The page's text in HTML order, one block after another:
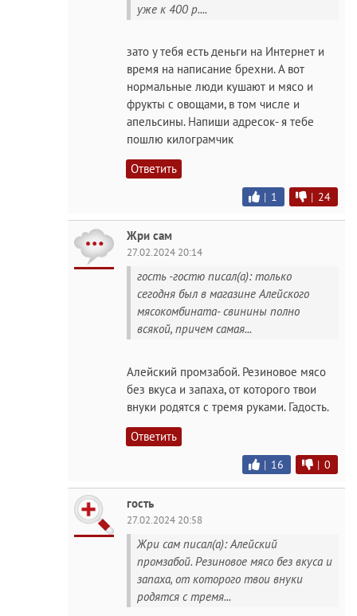
уже к 400 р....
зато у тебя есть деньги на Интернет и
время на написание брехни. А вот
нормальные люди кушают и мясо и
фрукты с овощами, в том числе и
апельсины. Напиши адресок- я тебе
пошлю килограмчик
Ответить
| 1 | 24
Жри сам
27.02.2024 20:14
гость -гостю писал(а): только
сегодня был в магазине Алейского
мясокомбината- свинины полно
всякой, причем самая...
Алейский промзабой. Резиновое мясо
без вкуса и запаха, от которого твои
внуки родятся с тремя руками. Гадость.
Ответить
| 16 | 0
гость
27.02.2024 20:58
Жри сам писал(а): Алейский
промзабой. Резиновое мясо без вкуса и
запаха, от которого твои внуки
родятся с тремя...